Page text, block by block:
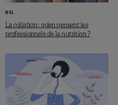
BEL
La collation : qu’en pensent les
professionnels de la nutrition ?